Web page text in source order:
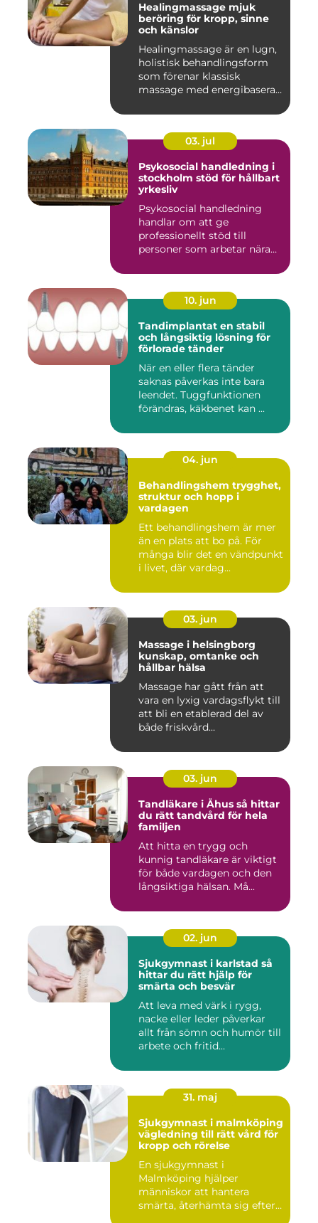
Healingmassage mjuk
beröring för kropp, sinne
och känslor
Healingmassage är en lugn,
holistisk behandlingsform
som förenar klassisk
massage med energibaserad
03. jul
Psykosocial handledning i
stockholm stöd för hållbart
yrkesliv
Psykosocial handledning
handlar om att ge
professionellt stöd till
personer som arbetar nära
10. jun
Tandimplantat en stabil
och långsiktig lösning för
förlorade tänder
När en eller flera tänder
saknas påverkas inte bara
leendet. Tuggfunktionen
förändras, käkbenet kan ...
04. jun
Behandlingshem trygghet,
struktur och hopp i
vardagen
Ett behandlingshem är mer
än en plats att bo på. För
många blir det en vändpunkt
i livet, där vardag...
03. jun
Massage i helsingborg
kunskap, omtanke och
hållbar hälsa
Massage har gått från att
vara en lyxig vardagsflykt till
att bli en etablerad del av
både friskvård...
03. jun
Tandläkare i Åhus så hittar
du rätt tandvård för hela
familjen
Att hitta en trygg och
kunnig tandläkare är viktigt
för både vardagen och den
långsiktiga hälsan. Må...
02. jun
Sjukgymnast i karlstad så
hittar du rätt hjälp för
smärta och besvär
Att leva med värk i rygg,
nacke eller leder påverkar
allt från sömn och humör till
arbete och fritid...
31. maj
Sjukgymnast i malmköping
vägledning till rätt vård för
kropp och rörelse
En sjukgymnast i
Malmköping hjälper
människor att hantera
smärta, återhämta sig efter